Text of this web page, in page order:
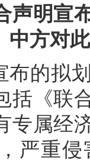
声明宣
中方对
布的拟
括《联
专属经
严重